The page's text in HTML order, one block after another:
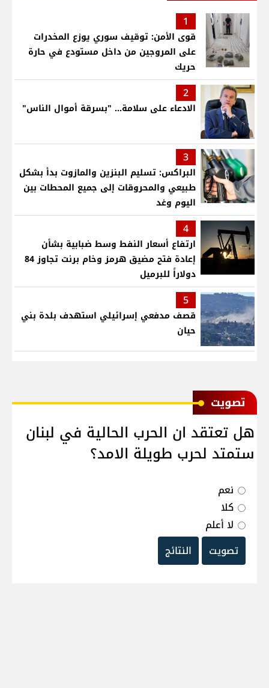
1
قوى الأمن: توقيف سوري يوزع المخدرات
على المروجين من داخل مستودع في حارة
حريك
2
الادعاء على سلامة... "بسرقة أموال الناس"
3
البراكس: تسليم البنزين والمازوت بدأ بشكل
طبيعي والمحروقات إلى جميع المحطات بين
اليوم وغد
4
ارتفاع أسعار النفط وسط ضبابية بشأن
إعادة فتح مضيق هرمز وخام برنت تجاوز 84
دولاراً للبرميل
5
قصف مدفعي إسرائيلي استهدف بلدة بني
حيان
ﺗﺼﻮﻳﺖ
هل تعتقد ان الحرب الحالية في لبنان
ستمتد لحرب طويلة الامد؟
نعم
كلا
لا أعلم
تصويت
النتائج